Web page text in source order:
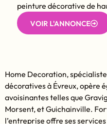
peinture décorative de
VOIR L'ANNONCE
Home Decoration,
décoratives à Évreux, opère
avoisinantes telles que
Morsent, et Guichainville.
l’entreprise offre ses